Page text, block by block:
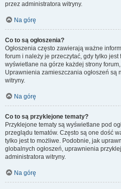
przez administratora witryny.
Na górę
Co to są ogłoszenia?
Ogłoszenia często zawierają ważne
forum i należy je przeczytać, gdy tylko jest
wyświetlane na górze każdej strony
Uprawnienia zamieszczania ogłoszeń są
witryny.
Na górę
Co to są przyklejone tematy?
Przyklejone tematy są wyświetlane pod
przeglądu tematów. Często są one dość
tylko jest to możliwe. Podobnie, jak
globalnych ogłoszeń, uprawnienia
administratora witryny.
Na górę